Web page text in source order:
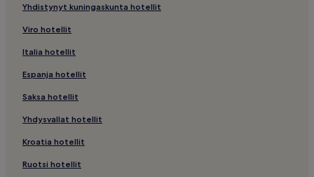
Yhdistynyt kuningaskunta hotellit
Viro hotellit
Italia hotellit
Espanja hotellit
Saksa hotellit
Yhdysvallat hotellit
Kroatia hotellit
Ruotsi hotellit